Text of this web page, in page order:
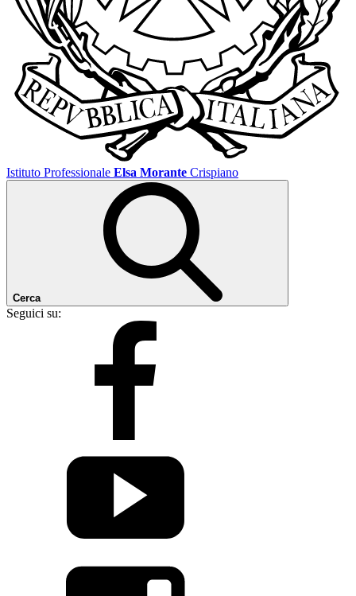
Istituto Professionale Elsa Morante Crispiano
Cerca
Seguici su: